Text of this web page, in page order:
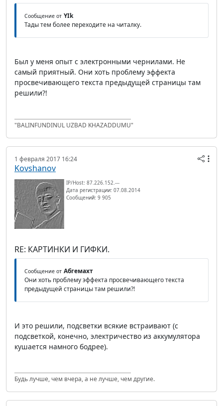
Сообщение от YIk
Тады тем более переходите на читалку.
Был у меня опыт с электронными чернилами. Не
самый приятный. Они хоть проблему эффекта
просвечивающего текста предыдущей страницы там
решили?!
"BALINFUNDINUL UZBAD KHAZADDUMU"
1 февраля 2017 16:24
Kovshanov
IP/Host: 87.226.152.---
Дата регистрации: 07.08.2014
Сообщений: 9 905
RE: КАРТИНКИ И ГИФКИ.
Сообщение от Абгемахт
Они хоть проблему эффекта просвечивающего текста
предыдущей страницы там решили?!
И это решили, подсветки всякие встраивают (с
подсветкой, конечно, электричество из аккумулятора
кушается намного бодрее).
Будь лучше, чем вчера, а не лучше, чем другие.